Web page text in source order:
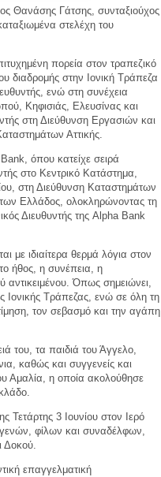
Θανάσης Γάτσης, συνταξιούχος
στελέχη του
πορεία στον τραπεζικό
διαδρομής στην Ιονική Τράπεζα
ενώ στη συνέχεια
Κηφισιάς, Ελευσίνας και
στη Διεύθυνση Εργασιών και
Αττικής.
όπου κατείχε σειρά
στο Κεντρικό Κατάστημα,
στη Διεύθυνση Καταστημάτων
Ελλάδος, ολοκληρώνοντας τη
Διευθυντής της Alpha Bank
με ιδιαίτερα θερμά λόγια στον
ήθος, η συνέπεια, η
αντικειμένου. Όπως σημειώνει,
Ιονικής Τράπεζας, ενώ σε όλη τη
τον σεβασμό και την αγάπη
του, τα παιδιά του Άγγελο,
καθώς και συγγενείς και
Αμαλία, η οποία ακολούθησε
Τετάρτης 3 Ιουνίου στον Ιερό
φίλων και συναδέλφων,
Δοκού.
επαγγελματική